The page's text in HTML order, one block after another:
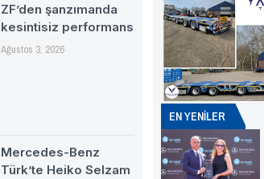
ZF’den şanzımanda
kesintisiz performans
Ağustos 3, 2026
Mercedes-Benz
Türk’te Heiko Selzam
EN YENİLER